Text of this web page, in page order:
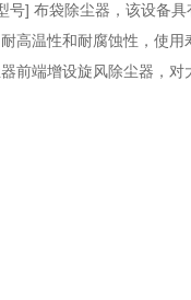
号] 布袋除尘器，该设备
高温性和耐腐蚀性，使用
前端增设旋风除尘器，